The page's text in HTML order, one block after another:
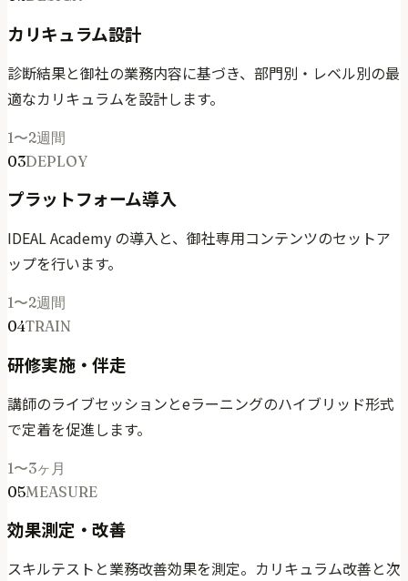
カリキュラム設計
診断結果と御社の業務内容に基づき、部門別・レベル別の最
適なカリキュラムを設計します。
1〜2週間
03DEPLOY
プラットフォーム導入
IDEAL Academy の導入と、御社専用コンテンツのセットア
ップを行います。
1〜2週間
04TRAIN
研修実施・伴走
講師のライブセッションとeラーニングのハイブリッド形式
で定着を促進します。
1〜3ヶ月
05MEASURE
効果測定・改善
スキルテストと業務改善効果を測定。カリキュラム改善と次